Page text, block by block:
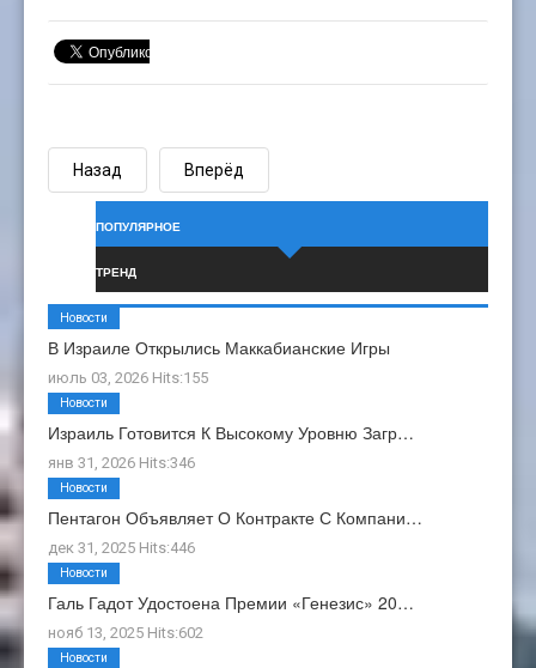
Назад Вперёд
ПОПУЛЯРНОЕ
ТРЕНД
В Израиле Открылись Маккабианские Игры
июль 03, 2026 Hits:155
Новости
Израиль Готовится К Высокому Уровню Загр…
янв 31, 2026 Hits:346
Новости
Пентагон Объявляет О Контракте С Компани…
дек 31, 2025 Hits:446
Новости
Галь Гадот Удостоена Премии «Генезис» 20…
нояб 13, 2025 Hits:602
Новости
Новости